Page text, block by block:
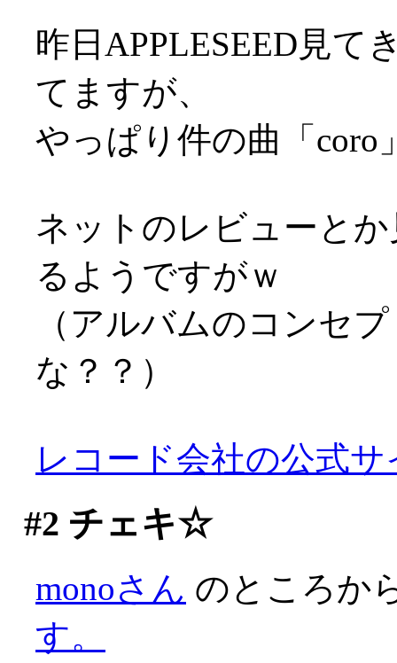
昨日APPLESEED見て
てますが、
やっぱり件の曲「coro
ネットのレビューと
るようですがｗ
（アルバムのコンセ
な？？）
レコード会社の公式サ
#2 チェキ☆
monoさん のところか
す。